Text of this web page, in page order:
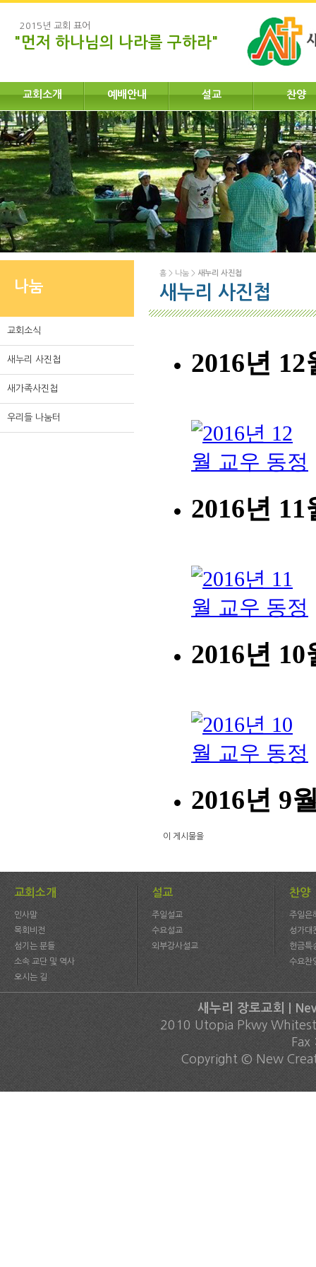
2015년 교회 표어
"먼저 하나님의 나라를 구하라"
교회소개 예배안내 설교 찬양
나눔
교회소식
새누리 사진첩
새가족사진첩
우리들 나눔터
홈 > 나눔 > 새누리 사진첩
새누리 사진첩
이 게시물을
교회소개
인사말
목회비전
섬기는 분들
소속 교단 및 역사
오시는 길
설교
주일설교
수요설교
외부강사설교
찬양
주일은
성가대
헌금특
수요찬
새누리 장로교회 |
2010 Utopia Pkwy
Copyright © New